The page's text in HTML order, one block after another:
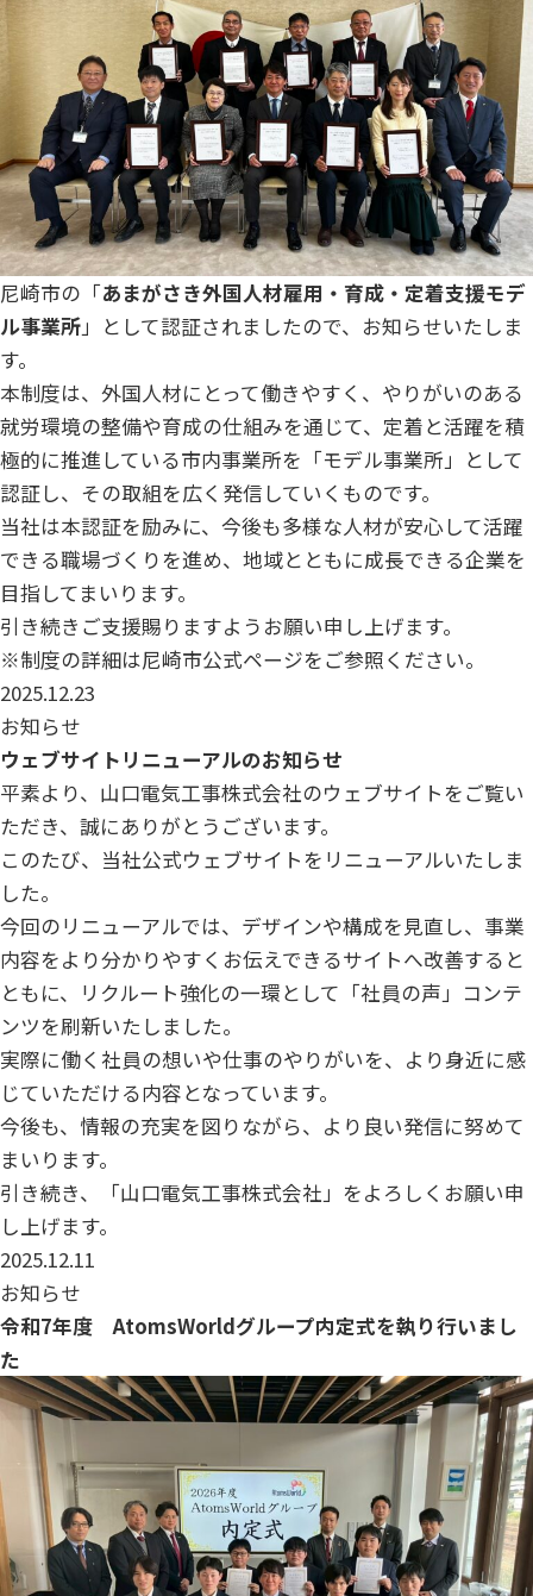
尼崎市の「あまがさき外国人材雇用・育成・定着支援モデ
ル事業所」として認証されましたので、お知らせいたしま
す。
本制度は、外国人材にとって働きやすく、やりがいのある
就労環境の整備や育成の仕組みを通じて、定着と活躍を積
極的に推進している市内事業所を「モデル事業所」として
認証し、その取組を広く発信していくものです。
当社は本認証を励みに、今後も多様な人材が安心して活躍
できる職場づくりを進め、地域とともに成長できる企業を
目指してまいります。
引き続きご支援賜りますようお願い申し上げます。
※制度の詳細は尼崎市公式ページをご参照ください。
2025.12.23
お知らせ
ウェブサイトリニューアルのお知らせ
平素より、山口電気工事株式会社のウェブサイトをご覧い
ただき、誠にありがとうございます。
このたび、当社公式ウェブサイトをリニューアルいたしま
した。
今回のリニューアルでは、デザインや構成を見直し、事業
内容をより分かりやすくお伝えできるサイトへ改善すると
ともに、リクルート強化の一環として「社員の声」コンテ
ンツを刷新いたしました。
実際に働く社員の想いや仕事のやりがいを、より身近に感
じていただける内容となっています。
今後も、情報の充実を図りながら、より良い発信に努めて
まいります。
引き続き、「山口電気工事株式会社」をよろしくお願い申
し上げます。
2025.12.11
お知らせ
令和7年度 AtomsWorldグループ内定式を執り行いまし
た